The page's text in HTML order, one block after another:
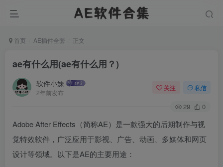
首页 AE插件全套 正文
ae有什么用(ae有什么用？)
软件小妹
2年前发布
关注 私信
29 0
Adobe After Effects（简称AE）是一款强大的后期制作与视
觉特效软件，广泛应用于影视、广告、动画、多媒体和网页
设计等领域。以下是AE的主要用途：